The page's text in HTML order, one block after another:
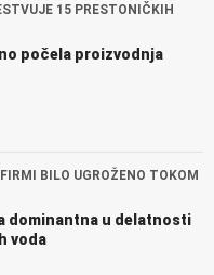
15 PRESTONIČKIH
počela proizvodnja
BILO UGROŽENO TOKOM
dominantna u delatnosti
voda